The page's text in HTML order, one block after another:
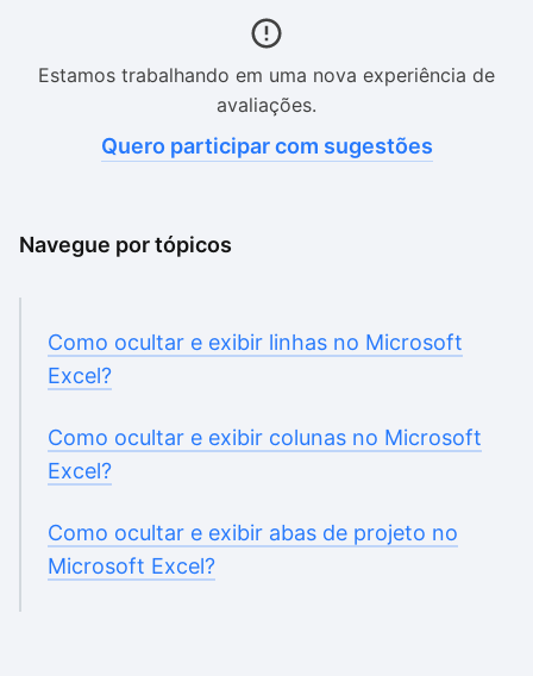
Estamos trabalhando em uma nova experiência de
avaliações.
Quero participar com sugestões
Navegue por tópicos
Como ocultar e exibir linhas no Microsoft
Excel?
Como ocultar e exibir colunas no Microsoft
Excel?
Como ocultar e exibir abas de projeto no
Microsoft Excel?